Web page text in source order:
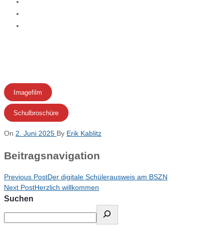
Imagefilm
Schulbroschüre
On 2. Juni 2025 By Erik Kablitz
Beitragsnavigation
Previous PostDer digitale Schülerausweis am BSZN
Next PostHerzlich willkommen
Suchen